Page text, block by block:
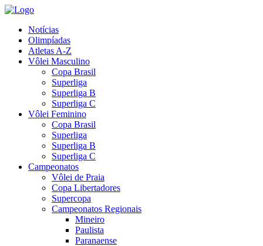
Notícias
Olimpíadas
Atletas A-Z
Vôlei Masculino
Copa Brasil
Superliga
Superliga B
Superliga C
Vôlei Feminino
Copa Brasil
Superliga
Superliga B
Superliga C
Campeonatos
Vôlei de Praia
Copa Libertadores
Supercopa
Campeonatos Regionais
Mineiro
Paulista
Paranaense